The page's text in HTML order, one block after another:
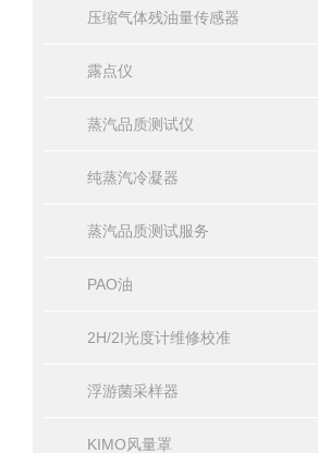
压缩气体残油量传感器
露点仪
蒸汽品质测试仪
纯蒸汽冷凝器
蒸汽品质测试服务
PAO油
2H/2I光度计维修校准
浮游菌采样器
KIMO风量罩